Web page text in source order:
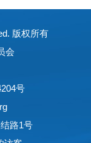
版权所有
会
号
路1号